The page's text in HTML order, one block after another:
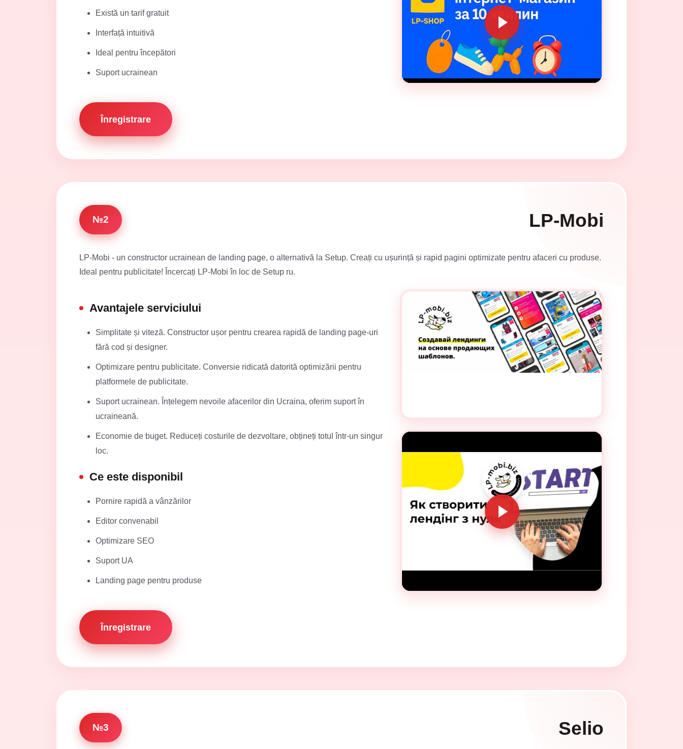
Există un tarif gratuit
Interfață intuitivă
Ideal pentru începători
Suport ucrainean
Înregistrare
№2 LP-Mobi
LP-Mobi - un constructor ucrainean de landing page, o alternativă la Setup. Creați cu ușurință și rapid pagini optimizate pentru afaceri cu produse.
Ideal pentru publicitate! Încercați LP-Mobi în loc de Setup ru.
Avantajele serviciului
Simplitate și viteză. Constructor ușor pentru crearea rapidă de landing page-uri
fără cod și designer.
Optimizare pentru publicitate. Conversie ridicată datorită optimizării pentru
platformele de publicitate.
Suport ucrainean. Înțelegem nevoile afacerilor din Ucraina, oferim suport în
ucraineană.
Economie de buget. Reduceți costurile de dezvoltare, obțineți totul într-un singur
loc.
Ce este disponibil
Pornire rapidă a vânzărilor
Editor convenabil
Optimizare SEO
Suport UA
Landing page pentru produse
Înregistrare
№3 Selio